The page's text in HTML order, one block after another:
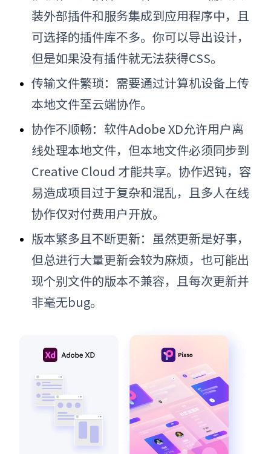
装外部插件和服务集成到应用程序中，且
可选择的插件库不多。你可以导出设计，
但是如果没有插件就无法获得CSS。
传输文件繁琐：需要通过计算机设备上传
本地文件至云端协作。
协作不顺畅：软件Adobe XD允许用户离
线处理本地文件，但本地文件必须同步到
Creative Cloud 才能共享。协作迟钝，容
易造成项目过于复杂和混乱，且多人在线
协作仅对付费用户开放。
版本繁多且不断更新：虽然更新是好事，
但总进行大量更新会较为麻烦，也可能出
现个别文件的版本不兼容，且每次更新并
非毫无bug。